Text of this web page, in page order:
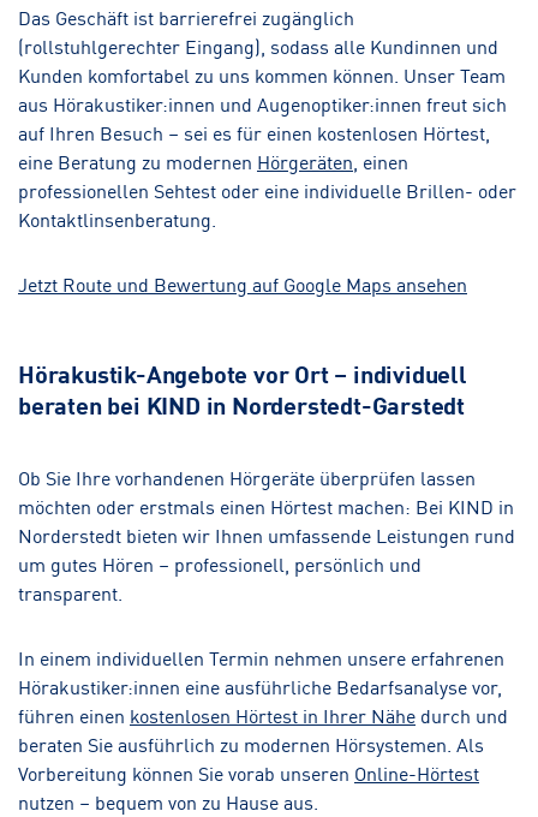
Das Geschäft ist barrierefrei zugänglich
(rollstuhlgerechter Eingang), sodass alle Kundinnen und
Kunden komfortabel zu uns kommen können. Unser Team
aus Hörakustiker:innen und Augenoptiker:innen freut sich
auf Ihren Besuch – sei es für einen kostenlosen Hörtest,
eine Beratung zu modernen Hörgeräten , einen
professionellen Sehtest oder eine individuelle Brillen- oder
Kontaktlinsenberatung.
Jetzt Route und Bewertung auf Google Maps ansehen
Hörakustik-Angebote vor Ort – individuell
beraten bei KIND in Norderstedt-Garstedt
Ob Sie Ihre vorhandenen Hörgeräte überprüfen lassen
möchten oder erstmals einen Hörtest machen: Bei KIND in
Norderstedt bieten wir Ihnen umfassende Leistungen rund
um gutes Hören – professionell, persönlich und
transparent.
In einem individuellen Termin nehmen unsere erfahrenen
Hörakustiker:innen eine ausführliche Bedarfsanalyse vor,
führen einen kostenlosen Hörtest in Ihrer Nähe durch und
beraten Sie ausführlich zu modernen Hörsystemen. Als
Vorbereitung können Sie vorab unseren Online-Hörtest
nutzen – bequem von zu Hause aus.